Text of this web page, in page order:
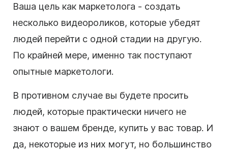
Ваша цель как маркетолога - создать
несколько видеороликов, которые убедят
людей перейти с одной стадии на другую.
По крайней мере, именно так поступают
опытные маркетологи.
В противном случае вы будете просить
людей, которые практически ничего не
знают о вашем бренде, купить у вас товар. И
да, некоторые из них могут, но большинство